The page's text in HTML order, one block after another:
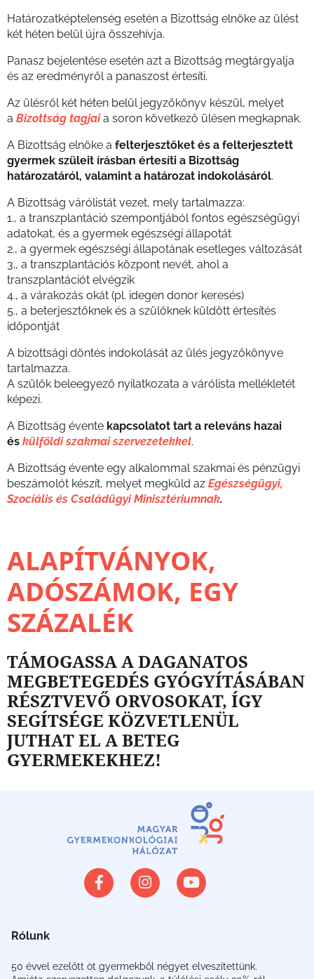
Határozatképtelenség esetén a Bizottság elnöke az ülést
két héten belül újra összehívja.
Panasz bejelentése esetén azt a Bizottság megtárgyalja
és az eredményről a panaszost értesíti.
Az ülésről két héten belül jegyzőkönyv készül, melyet
a Bizottság tagjai a soron következő ülésen megkapnak.
A Bizottság elnöke a felterjesztőket és a felterjesztett
gyermek szüleit írásban értesíti a Bizottság
határozatáról, valamint a határozat indokolásáról.
A Bizottság várólistát vezet, mely tartalmazza:
1., a transzplantáció szempontjából fontos egészségügyi
adatokat, és a gyermek egészségi állapotát
2., a gyermek egészségi állapotának esetleges változását
3., a transzplantációs központ nevét, ahol a
transzplantációt elvégzik
4., a várakozás okát (pl. idegen donor keresés)
5., a beterjesztőknek és a szülőknek küldött értesítés
időpontját
A bizottsági döntés indokolását az ülés jegyzőkönyve
tartalmazza.
A szülők beleegyező nyilatkozata a várólista mellékletét
képezi.
A Bizottság évente kapcsolatot tart a releváns hazai
és külföldi szakmai szervezetekkel.
A Bizottság évente egy alkalommal szakmai és pénzügyi
beszámolót készít, melyet megküld az Egészségügyi,
Szociális és Családügyi Minisztériumnak.
ALAPÍTVÁNYOK,
ADÓSZÁMOK, EGY
SZÁZALÉK
TÁMOGASSA A DAGANATOS
MEGBETEGEDÉS GYÓGYÍTÁSÁBAN
RÉSZTVEVŐ ORVOSOKAT, ÍGY
SEGÍTSÉGE KÖZVETLENÜL
JUTHAT EL A BETEG
GYERMEKEKHEZ!
Rólunk
50 évvel ezelőtt öt gyermekből négyet elveszítettünk.